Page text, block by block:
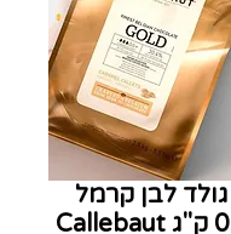
לבן קרמל